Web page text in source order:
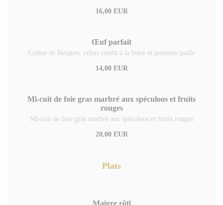
16,00 EUR
Œuf parfait
Crème de Bergues, céleri confit à la bière et pommes paille
14,00 EUR
Mi-cuit de foie gras marbré aux spéculoos et fruits
rouges
Mi-cuit de foie gras marbré aux spéculoos et fruits rouges
20,00 EUR
Plats
Maigre rôti